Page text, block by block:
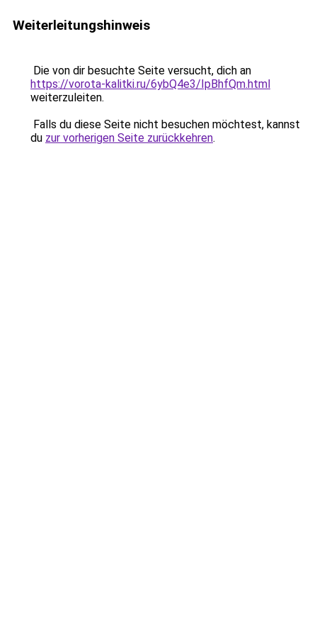
Weiterleitungshinweis
Die von dir besuchte Seite versucht, dich an
https://vorota-kalitki.ru/6ybQ4e3/IpBhfQm.html
weiterzuleiten.
Falls du diese Seite nicht besuchen möchtest, kannst
du zur vorherigen Seite zurückkehren.